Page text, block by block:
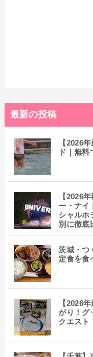
最新の投稿
【2026
ド｜無
【2026
ー・ナイ
シャルホ
別に徹底
茨城・つ
定食を食
【2026
がり！グ
クエスト